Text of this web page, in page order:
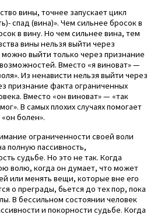
вины, точнее запускает цикл
спад (вина)». Чем сильнее бросок в
в вину. Но чем сильнее вина, тем
вины нельзя выйти через
можно выйти только через признание
Вместо «я виноват» —
Из ненависти нельзя выйти через
признание факта ограниченных
Вместо «он виноват» — «так
В самых плохих случаях помогает
болен».
ограниченности своей воли
полную пассивность,
судьбе. Но это не так. Когда
волю, когда он думает, что может
или менять вещи, которые вне его
о преграды, бьется до тех пор, пока
В бессильном состоянии человек
и покорности судьбе. Когда